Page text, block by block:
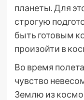
планеты. Для
строгую
быть готовым
произойти в
Во время
чувство
Землю из